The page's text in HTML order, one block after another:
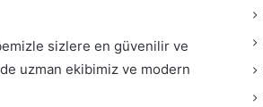
sizlere en güvenilir ve
uzman ekibimiz ve modern